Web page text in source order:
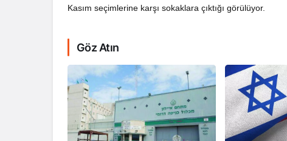
Kasım seçimlerine karşı sokaklara çıktığı görülüyor.
Göz Atın
Dahlan,